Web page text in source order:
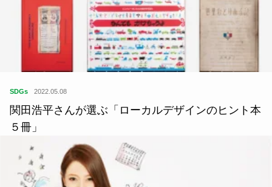
SDGs 2022.05.08
関田浩平さんが選ぶ「ローカルデザインのヒント本
５冊」